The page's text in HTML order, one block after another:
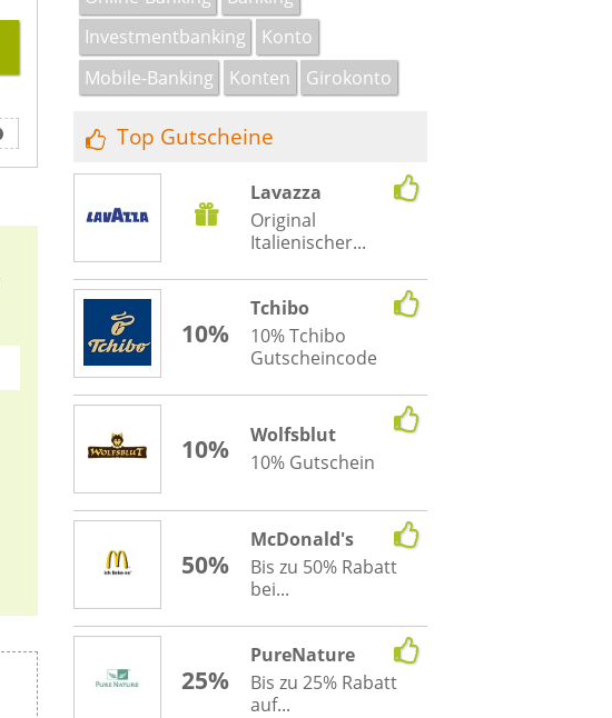
Investmentbanking
Konto
Mobile-Banking
Konten Girokonto
Top Gutscheine
Lavazza
Original
Italienischer...
10%
Tchibo
10% Tchibo
Gutscheincode
10%
Wolfsblut
10% Gutschein
50%
McDonald's
Bis zu 50% Rabatt
bei...
25%
PureNature
Bis zu 25% Rabatt
auf...